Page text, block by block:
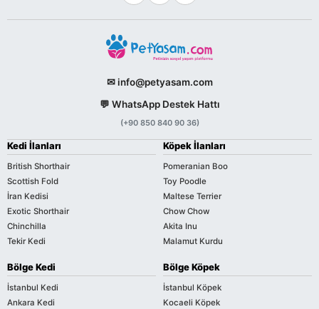
✉ info@petyasam.com
💬 WhatsApp Destek Hattı
(+90 850 840 90 36)
Kedi İlanları
British Shorthair
Scottish Fold
İran Kedisi
Exotic Shorthair
Chinchilla
Tekir Kedi
Köpek İlanları
Pomeranian Boo
Toy Poodle
Maltese Terrier
Chow Chow
Akita Inu
Malamut Kurdu
Bölge Kedi
İstanbul Kedi
Ankara Kedi
Bölge Köpek
İstanbul Köpek
Kocaeli Köpek